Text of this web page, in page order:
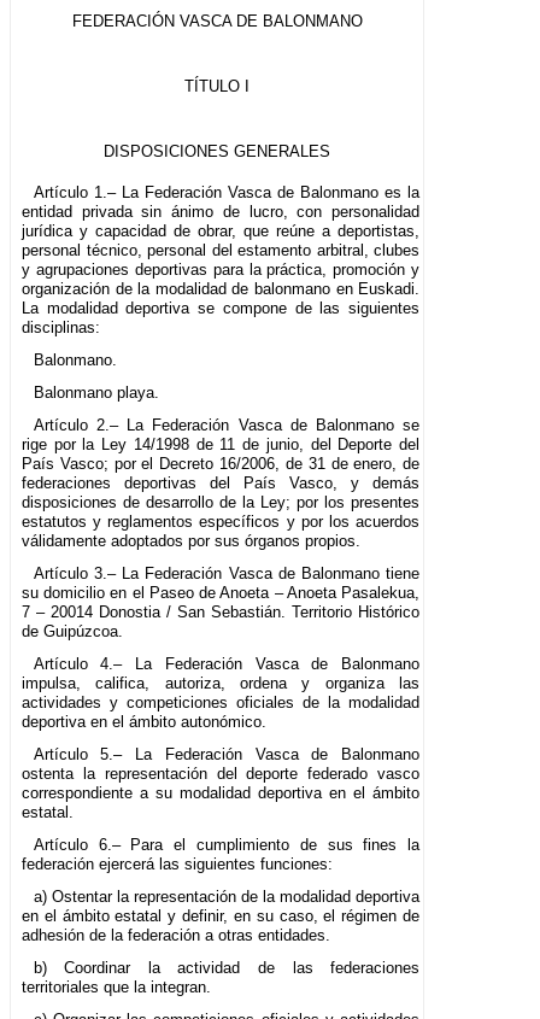
FEDERACIÓN VASCA DE BALONMANO
TÍTULO I
DISPOSICIONES GENERALES
Artículo 1.– La Federación Vasca de Balonmano es la
entidad privada sin ánimo de lucro, con personalidad
jurídica y capacidad de obrar, que reúne a deportistas,
personal técnico, personal del estamento arbitral, clubes
y agrupaciones deportivas para la práctica, promoción y
organización de la modalidad de balonmano en Euskadi.
La modalidad deportiva se compone de las siguientes
disciplinas:
Balonmano.
Balonmano playa.
Artículo 2.– La Federación Vasca de Balonmano se
rige por la Ley 14/1998 de 11 de junio, del Deporte del
País Vasco; por el Decreto 16/2006, de 31 de enero, de
federaciones deportivas del País Vasco, y demás
disposiciones de desarrollo de la Ley; por los presentes
estatutos y reglamentos específicos y por los acuerdos
válidamente adoptados por sus órganos propios.
Artículo 3.– La Federación Vasca de Balonmano tiene
su domicilio en el Paseo de Anoeta – Anoeta Pasalekua,
7 – 20014 Donostia / San Sebastián. Territorio Histórico
de Guipúzcoa.
Artículo 4.– La Federación Vasca de Balonmano
impulsa, califica, autoriza, ordena y organiza las
actividades y competiciones oficiales de la modalidad
deportiva en el ámbito autonómico.
Artículo 5.– La Federación Vasca de Balonmano
ostenta la representación del deporte federado vasco
correspondiente a su modalidad deportiva en el ámbito
estatal.
Artículo 6.– Para el cumplimiento de sus fines la
federación ejercerá las siguientes funciones:
a) Ostentar la representación de la modalidad deportiva
en el ámbito estatal y definir, en su caso, el régimen de
adhesión de la federación a otras entidades.
b) Coordinar la actividad de las federaciones
territoriales que la integran.